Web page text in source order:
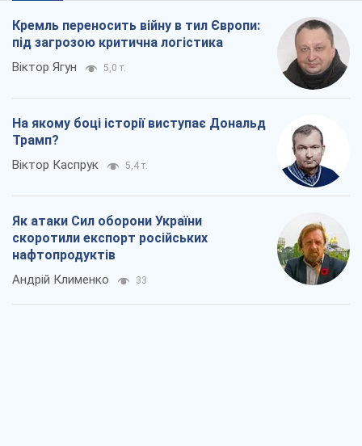
Кремль переносить війну в тил Європи:
під загрозою критична логістика
Віктор Ягун 5,0 т.
На якому боці історії виступає Дональд
Трамп?
Віктор Каспрук 5,4 т.
Як атаки Сил оборони України
скоротили експорт російських
нафтопродуктів
Андрій Клименко 33